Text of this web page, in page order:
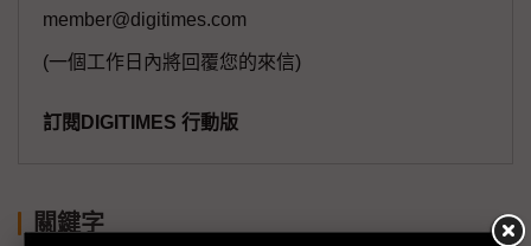
member@digitimes.com
(一個工作日內將回覆您的來信)
訂閱DIGITIMES 行動版
關鍵字